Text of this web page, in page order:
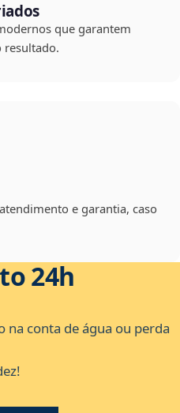
que garantem
resultado.
e garantia, caso
24h
na conta de água ou perda